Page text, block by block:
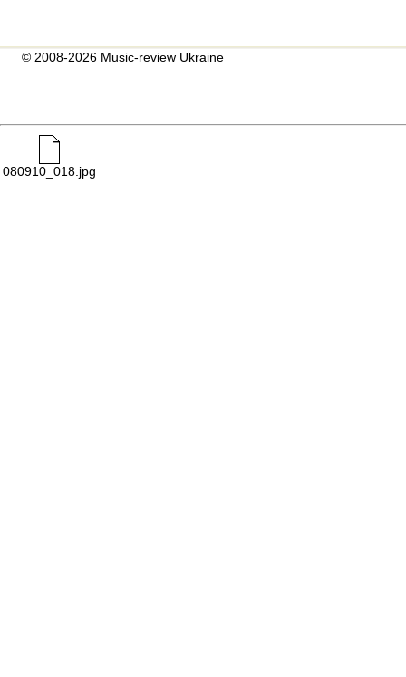
© 2008-2026 Music-review Ukraine
080910_018.jpg